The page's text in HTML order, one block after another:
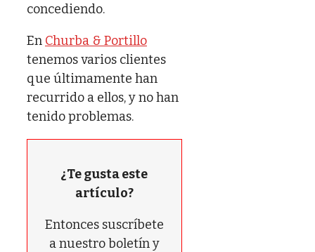
concediendo.
En Churba & Portillo
tenemos varios clientes
que últimamente han
recurrido a ellos, y no han
tenido problemas.
¿Te gusta este
artículo?
Entonces suscríbete
a nuestro boletín y